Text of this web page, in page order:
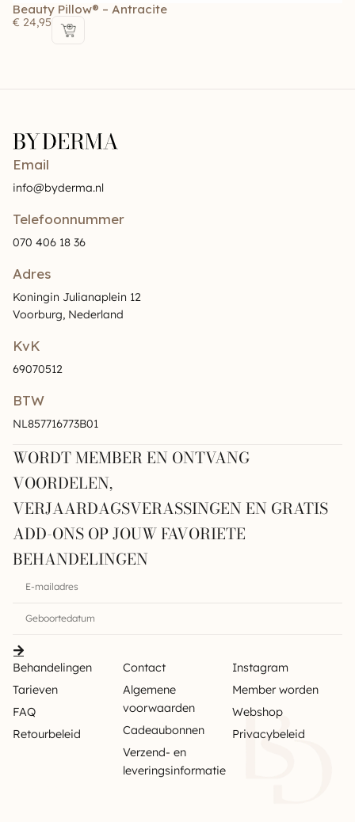
Beauty Pillow® – Antracite
€ 24,95
Email
info@byderma.nl
Telefoonnummer
070 406 18 36
Adres
Koningin Julianaplein 12
Voorburg, Nederland
KvK
69070512
BTW
NL857716773B01
WORDT MEMBER EN ONTVANG
VOORDELEN,
VERJAARDAGSVERASSINGEN EN GRATIS
ADD-ONS OP JOUW FAVORIETE
BEHANDELINGEN
Behandelingen
Tarieven
FAQ
Retourbeleid
Contact
Algemene
voorwaarden
Cadeaubonnen
Verzend- en
leveringsinformatie
Instagram
Member worden
Webshop
Privacybeleid